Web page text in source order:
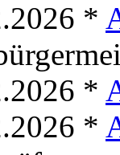
*
*
*